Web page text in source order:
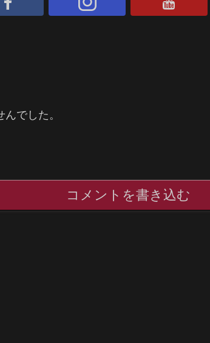
でした。
コメントを書き込む